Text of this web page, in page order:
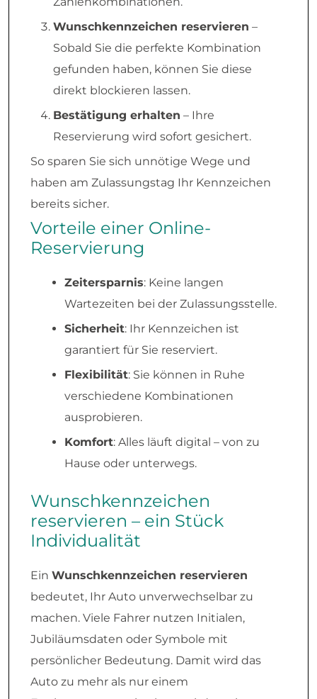
Wunschkennzeichen reservieren –
Sobald Sie die perfekte Kombination
gefunden haben, können Sie diese
direkt blockieren lassen.
Bestätigung erhalten – Ihre
Reservierung wird sofort gesichert.
So sparen Sie sich unnötige Wege und
haben am Zulassungstag Ihr Kennzeichen
bereits sicher.
Vorteile einer Online-
Reservierung
Zeitersparnis: Keine langen
Wartezeiten bei der Zulassungsstelle.
Sicherheit: Ihr Kennzeichen ist
garantiert für Sie reserviert.
Flexibilität: Sie können in Ruhe
verschiedene Kombinationen
ausprobieren.
Komfort: Alles läuft digital – von zu
Hause oder unterwegs.
Wunschkennzeichen
reservieren – ein Stück
Individualität
Ein Wunschkennzeichen reservieren
bedeutet, Ihr Auto unverwechselbar zu
machen. Viele Fahrer nutzen Initialen,
Jubiläumsdaten oder Symbole mit
persönlicher Bedeutung. Damit wird das
Auto zu mehr als nur einem